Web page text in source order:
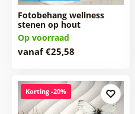
Fotobehang wellness
stenen op hout
Op voorraad
vanaf €25,58
Korting -20%